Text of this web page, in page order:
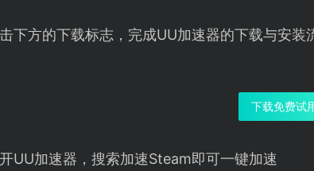
下方的下载标志，完成UU加速器的下载与安装
下载免费试
UU加速器，搜索加速Steam即可一键加速